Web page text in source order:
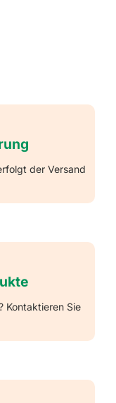
der Versand
Kontaktieren Sie